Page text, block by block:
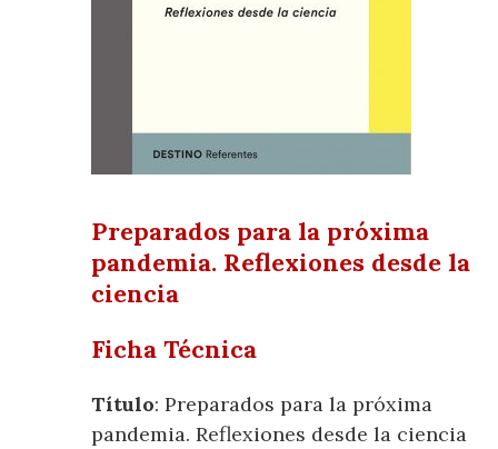
Preparados para la próxima
pandemia. Reflexiones desde la
ciencia
Ficha Técnica
Título: Preparados para la próxima
pandemia. Reflexiones desde la ciencia